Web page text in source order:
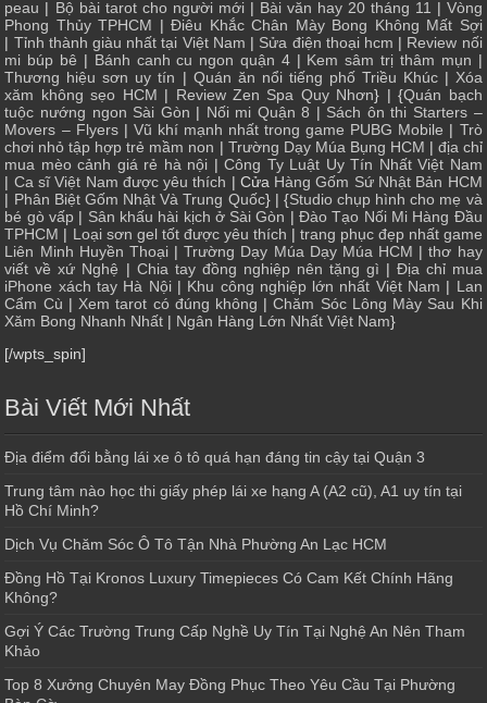
peau | Bộ bài tarot cho người mới| Bài văn hay 20 tháng 11 | Vòng
Phong Thủy TPHCM |Điêu Khắc Chân Mày Bong Không Mất Sợi
| Tỉnh thành giàu nhất tại Việt Nam | Sửa điện thoại hcm | Review nối
mi búp bê | Bánh canh cu ngon quận 4| Kem sâm trị thâm mụn |
Thương hiệu sơn uy tín | Quán ăn nổi tiếng phố Triều Khúc| Xóa
xăm không sẹo HCM | Review Zen Spa Quy Nhơn} | {Quán bạch
tuộc nướng ngon Sài Gòn | Nối mi Quận 8 | Sách ôn thi Starters –
Movers – Flyers| Vũ khí mạnh nhất trong game PUBG Mobile | Trò
chơi nhỏ tập hợp trẻ mầm non | Trường Dạy Múa Bụng HCM | địa chỉ
mua mèo cảnh giá rẻ hà nội |Công Ty Luật Uy Tín Nhất Việt Nam
| Ca sĩ Việt Nam được yêu thích | Cửa Hàng Gốm Sứ Nhật Bản HCM
| Phân Biệt Gốm Nhật Và Trung Quốc} | {Studio chụp hình cho mẹ và
bé gò vấp | Sân khấu hài kịch ở Sài Gòn |Đào Tạo Nối Mi Hàng Đầu
TPHCM | Loại sơn gel tốt được yêu thích | trang phục đẹp nhất game
Liên Minh Huyền Thoại|Trường Dạy Múa Dạy Múa HCM |thơ hay
viết về xứ Nghệ | Chia tay đồng nghiệp nên tặng gì | Địa chỉ mua
iPhone xách tay Hà Nội| Khu công nghiệp lớn nhất Việt Nam | Lan
Cẩm Cù |Xem tarot có đúng không |Chăm Sóc Lông Mày Sau Khi
Xăm Bong Nhanh Nhất | Ngân Hàng Lớn Nhất Việt Nam}
[/wpts_spin]
Bài Viết Mới Nhất
Địa điểm đổi bằng lái xe ô tô quá hạn đáng tin cậy tại Quận 3
Trung tâm nào học thi giấy phép lái xe hạng A (A2 cũ), A1 uy tín tại
Hồ Chí Minh?
Dịch Vụ Chăm Sóc Ô Tô Tận Nhà Phường An Lạc HCM
Đồng Hồ Tại Kronos Luxury Timepieces Có Cam Kết Chính Hãng
Không?
Gợi Ý Các Trường Trung Cấp Nghề Uy Tín Tại Nghệ An Nên Tham
Khảo
Top 8 Xưởng Chuyên May Đồng Phục Theo Yêu Cầu Tại Phường